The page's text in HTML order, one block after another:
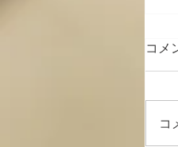
コメ
コ